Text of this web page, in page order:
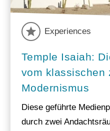
Experiences
Temple Isaiah:
vom klassischen
Modernismus
Diese geführte
durch zwei